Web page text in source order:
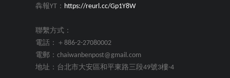
犇報YT： https://reurl.cc/Gp1Y8W
聯繫方式：
電話：＋886-2-27080002
電郵：chaiwanbenpost@gmail.com
地址：台北市大安區和平東路三段49號3樓-4